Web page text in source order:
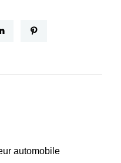
automobile